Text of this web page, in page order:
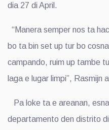
dia 27 di April.
“Manera semper nos ta
bo ta bin set up tur bo
campando, ruim up tambe
laga e lugar limpi”, Rasmijn
Pa loke ta e areanan,
departamento den distrito